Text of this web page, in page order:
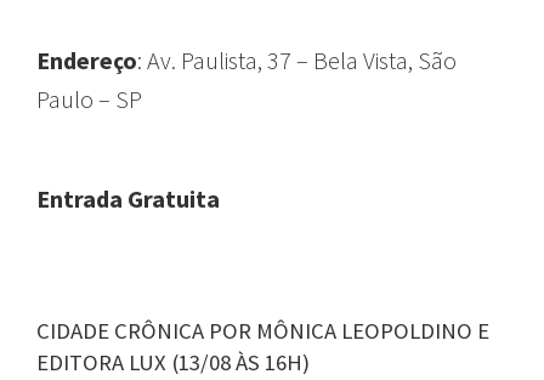
Endereço: Av. Paulista, 37 – Bela Vista, São
Paulo – SP
Entrada Gratuita
CIDADE CRÔNICA POR MÔNICA LEOPOLDINO E
EDITORA LUX (13/08 ÀS 16H)